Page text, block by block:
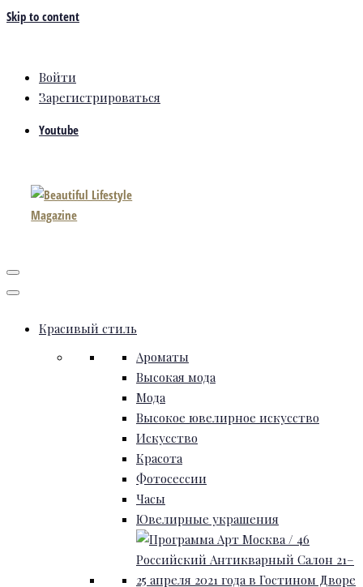
Skip to content
Войти
Зарегистрироваться
Youtube
Красивый стиль
Ароматы
Высокая мода
Мода
Высокое ювелирное искусство
Искусство
Красота
Фотосессии
Часы
Ювелирные украшения